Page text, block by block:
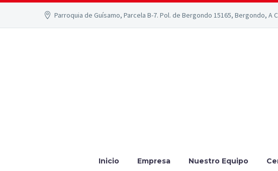
Parroquia de Guísamo, Parcela B-7. Pol. de Bergondo 15165, Bergondo, A
Inicio Empresa Nuestro Equipo